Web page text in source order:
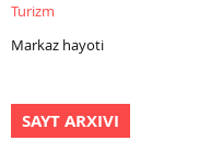
Turizm
Markaz hayoti
SAYT ARXIVI